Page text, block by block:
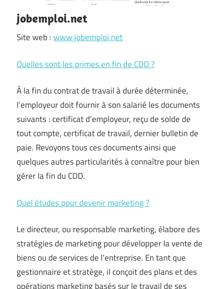
jobemploi.net
Site web :www.jobemploi.net
Quelles sont les primes en fin de CDD ?
À la fin du contrat de travail à durée déterminée,
l’employeur doit fournir à son salarié les documents
suivants : certificat d’employeur, reçu de solde de
tout compte, certificat de travail, dernier bulletin de
paie. Revoyons tous ces documents ainsi que
quelques autres particularités à connaître pour bien
gérer la fin du CDD.
Quel études pour devenir marketing ?
Le directeur, ou responsable marketing, élabore des
stratégies de marketing pour développer la vente de
biens ou de services de l’entreprise. En tant que
gestionnaire et stratège, il conçoit des plans et des
opérations marketing basés sur le travail de ses